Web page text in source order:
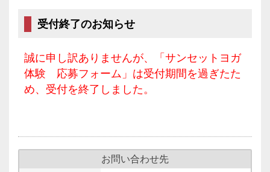
受付終了のお知らせ
誠に申し訳ありませんが、「サンセットヨガ
体験 応募フォーム」は受付期間を過ぎたた
め、受付を終了しました。
お問い合わせ先